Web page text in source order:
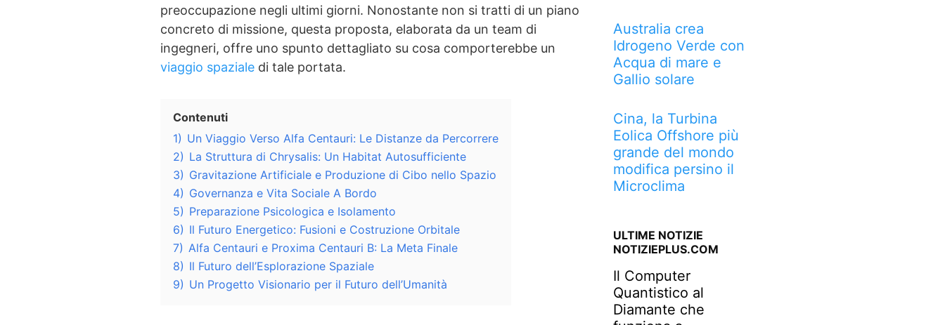
preoccupazione negli ultimi giorni. Nonostante non si tratti di un piano
concreto di missione, questa proposta, elaborata da un team di
ingegneri, offre uno spunto dettagliato su cosa comporterebbe un
viaggio spaziale di tale portata.
Contenuti
1) Un Viaggio Verso Alfa Centauri: Le Distanze da Percorrere
2) La Struttura di Chrysalis: Un Habitat Autosufficiente
3) Gravitazione Artificiale e Produzione di Cibo nello Spazio
4) Governanza e Vita Sociale A Bordo
5) Preparazione Psicologica e Isolamento
6) Il Futuro Energetico: Fusioni e Costruzione Orbitale
7) Alfa Centauri e Proxima Centauri B: La Meta Finale
8) Il Futuro dell’Esplorazione Spaziale
9) Un Progetto Visionario per il Futuro dell’Umanità
Australia crea
Idrogeno Verde con
Acqua di mare e
Gallio solare
Cina, la Turbina
Eolica Offshore più
grande del mondo
modifica persino il
Microclima
ULTIME NOTIZIE
NOTIZIEPLUS.COM
Il Computer
Quantistico al
Diamante che